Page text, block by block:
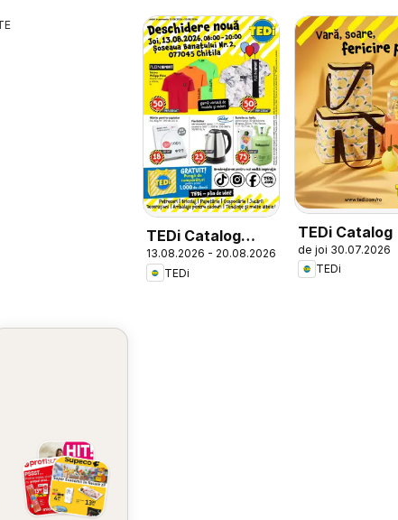
TEDi Catalog
Chitila
13.08.2026 - 20.08.2026
TEDi
TEDi Catalog
de joi 30.07.2026
TEDi